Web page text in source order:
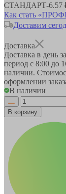
СТАНДАРТ-6.57
Как стать
Доставим
Доставка
Доставка в день
период с 8:00 до
наличии.
оформлении
В наличии
В корзину